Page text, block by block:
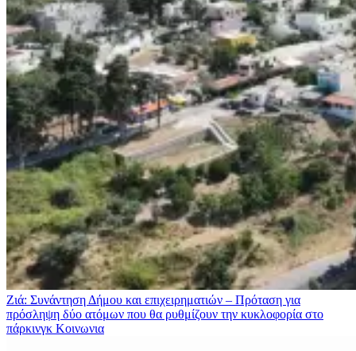
Ζιά: Συνάντηση Δήμου και επιχειρηματιών – Πρόταση για
πρόσληψη δύο ατόμων που θα ρυθμίζουν την κυκλοφορία στο
πάρκινγκ Κοινωνια